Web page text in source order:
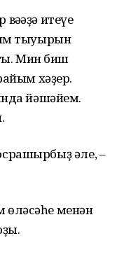
итеүе
тыуырын
Мин биш
хәҙер.
йәшәйем.
әле, –
өләсәһе менән